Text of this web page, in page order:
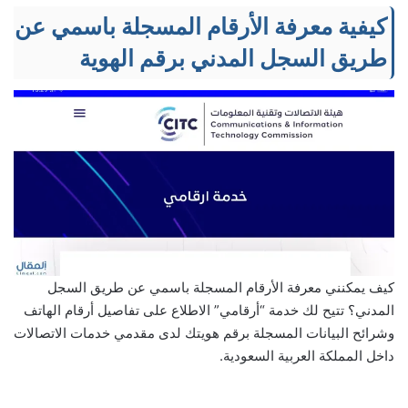
كيفية معرفة الأرقام المسجلة باسمي عن
طريق السجل المدني برقم الهوية
كيف يمكنني معرفة الأرقام المسجلة باسمي عن طريق السجل
المدني؟ تتيح لك خدمة “أرقامي” الاطلاع على تفاصيل أرقام الهاتف
وشرائح البيانات المسجلة برقم هويتك لدى مقدمي خدمات الاتصالات
داخل المملكة العربية السعودية.